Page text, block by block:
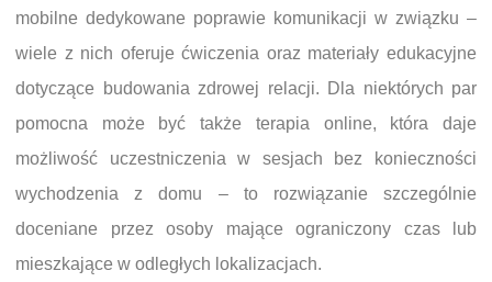
mobilne dedykowane poprawie komunikacji w związku –
wiele z nich oferuje ćwiczenia oraz materiały edukacyjne
dotyczące budowania zdrowej relacji. Dla niektórych par
pomocna może być także terapia online, która daje
możliwość uczestniczenia w sesjach bez konieczności
wychodzenia z domu – to rozwiązanie szczególnie
doceniane przez osoby mające ograniczony czas lub
mieszkające w odległych lokalizacjach.